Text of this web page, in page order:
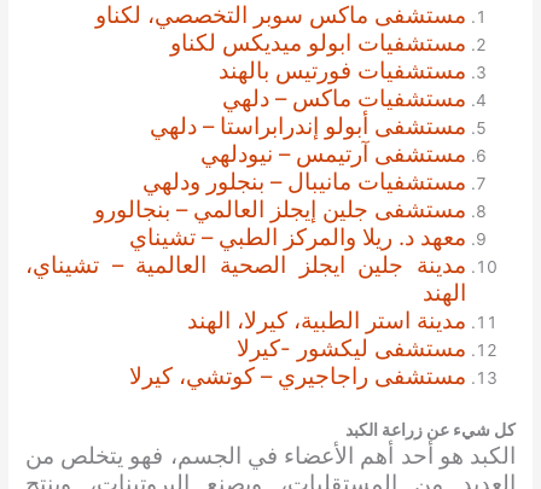
مستشفى ماكس سوبر التخصصي، لكناو
مستشفيات ابولو ميديكس لكناو
مستشفيات فورتيس بالهند
مستشفيات ماكس – دلهي
مستشفى أبولو إندرابراستا – دلهي
مستشفى آرتيمس – نيودلهي
مستشفيات مانيبال – بنجلور ودلهي
مستشفى جلين إيجلز العالمي – بنجالورو
معهد د. ريلا والمركز الطبي – تشيناي
مدينة جلين ايجلز الصحية العالمية – تشيناي،
الهند
مدينة استر الطبية، كيرلا، الهند
مستشفى ليكشور -كيرلا
مستشفى راجاجيري – كوتشي، كيرلا
كل شيء عن زراعة الكبد
الكبد هو أحد أهم الأعضاء في الجسم، فهو يتخلص من
العديد من المستقلبات، ويصنع البروتينات، وينتج